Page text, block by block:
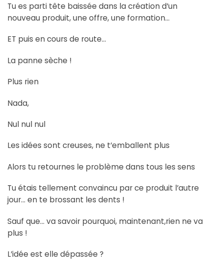
Tu es parti tête baissée dans la création d’un
nouveau produit, une offre, une formation…
ET puis en cours de route…
La panne sèche !
Plus rien
Nada,
Nul nul nul
Les idées sont creuses, ne t’emballent plus
Alors tu retournes le problème dans tous les sens
Tu étais tellement convaincu par ce produit l’autre
jour… en te brossant les dents !
Sauf que… va savoir pourquoi, maintenant,rien ne va
plus !
L’idée est elle dépassée ?